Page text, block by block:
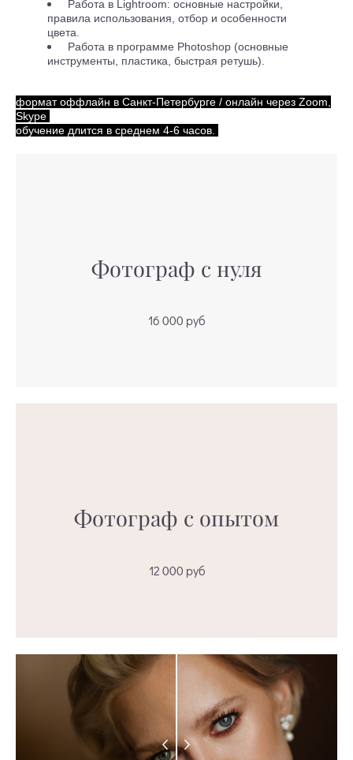
Работа в Lightroom: основные настройки,
правила использования, отбор и особенности
цвета.
Работа в программе Photoshop (основные
инструменты, пластика, быстрая ретушь).
формат оффлайн в Санкт-Петербурге / онлайн через Zoom,
Skype
обучение длится в среднем 4-6 часов.
Фотограф с нуля
16 000 руб
Фотограф с опытом
12 000 руб